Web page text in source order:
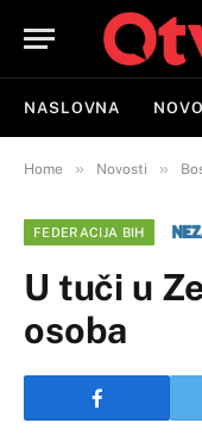
NASLOVNA
Home » Novosti »
FEDERACIJA BIH
U tuči u
osoba